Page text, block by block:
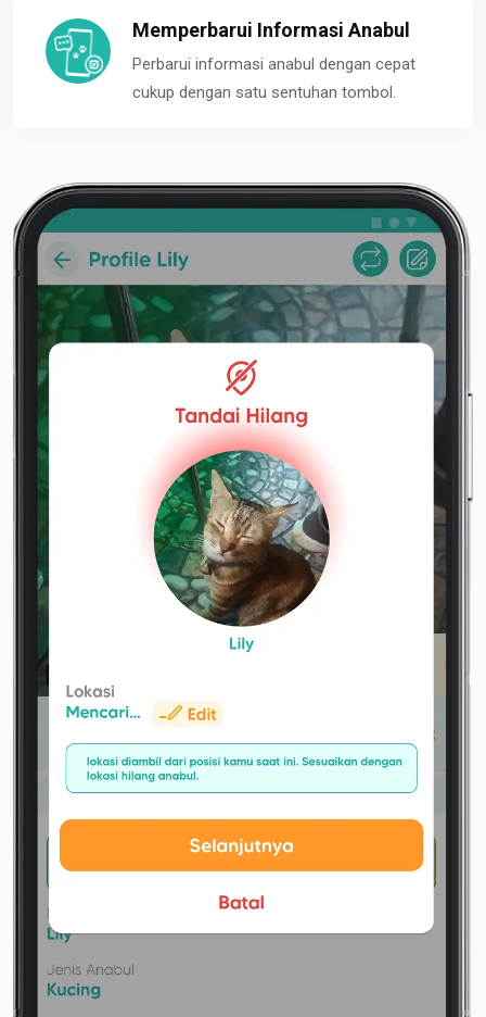
Memperbarui Informasi Anabul
Perbarui informasi anabul dengan cepat
cukup dengan satu sentuhan tombol.